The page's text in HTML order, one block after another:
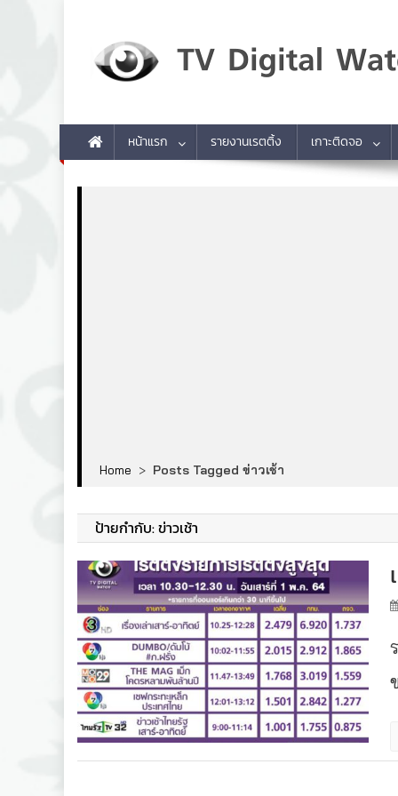
หน้าแรก รายงานเรตติ้ง เกาะติดจอ
Home > Posts Tagged ข่าวเช้า
ป้ายกำกับ:ข่าวเช้า